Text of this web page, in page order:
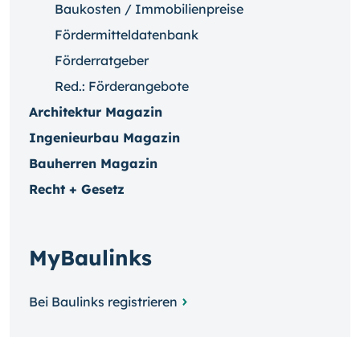
Baukosten / Immobilienpreise
Fördermitteldatenbank
Förderratgeber
Red.: Förderangebote
Architektur Magazin
Ingenieurbau Magazin
Bauherren Magazin
Recht + Gesetz
MyBaulinks
Bei Baulinks registrieren